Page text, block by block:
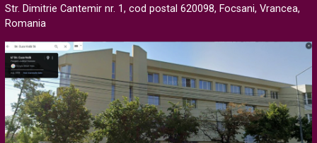
Str. Dimitrie Cantemir nr. 1, cod postal 620098, Focsani, Vrancea,
Romania